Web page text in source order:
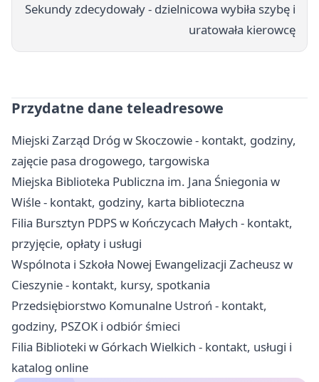
Sekundy zdecydowały - dzielnicowa wybiła szybę i
uratowała kierowcę
Przydatne dane teleadresowe
Miejski Zarząd Dróg w Skoczowie - kontakt, godziny,
zajęcie pasa drogowego, targowiska
Miejska Biblioteka Publiczna im. Jana Śniegonia w
Wiśle - kontakt, godziny, karta biblioteczna
Filia Bursztyn PDPS w Kończycach Małych - kontakt,
przyjęcie, opłaty i usługi
Wspólnota i Szkoła Nowej Ewangelizacji Zacheusz w
Cieszynie - kontakt, kursy, spotkania
Przedsiębiorstwo Komunalne Ustroń - kontakt,
godziny, PSZOK i odbiór śmieci
Filia Biblioteki w Górkach Wielkich - kontakt, usługi i
katalog online